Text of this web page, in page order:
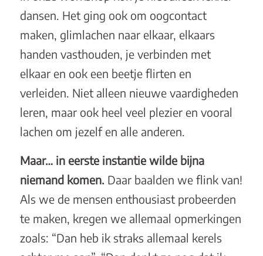
dansen. Het ging ook om oogcontact
maken, glimlachen naar elkaar, elkaars
handen vasthouden, je verbinden met
elkaar en ook een beetje flirten en
verleiden. Niet alleen nieuwe vaardigheden
leren, maar ook heel veel plezier en vooral
lachen om jezelf en alle anderen.
Maar… in eerste instantie wilde bijna
niemand komen.Daar baalden we flink van!
Als we de mensen enthousiast probeerden
te maken, kregen we allemaal opmerkingen
zoals: “Dan heb ik straks allemaal kerels